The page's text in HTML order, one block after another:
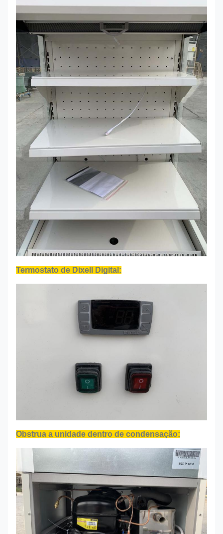
Termostato de Dixell Digital:
Obstrua a unidade dentro de condensação: